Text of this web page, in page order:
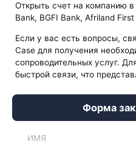
Открыть счет на компанию
Bank, BGFI Bank, Afriland
Если у вас есть вопросы,
Case для получения
сопроводительных услуг.
быстрой связи, что
Форма
ИМЯ